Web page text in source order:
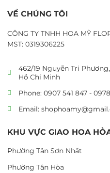
VỀ CHÚNG TÔI
CÔNG TY TNHH HOA MỸ
MST: 0319306225
462/19 Nguyễn Tri
Hồ Chí Minh
Phone: 0907 541 847 - 0978
Email:
KHU VỰC GIAO HOA
Phường Tân Sơn Nhất
Phường Tân Hòa